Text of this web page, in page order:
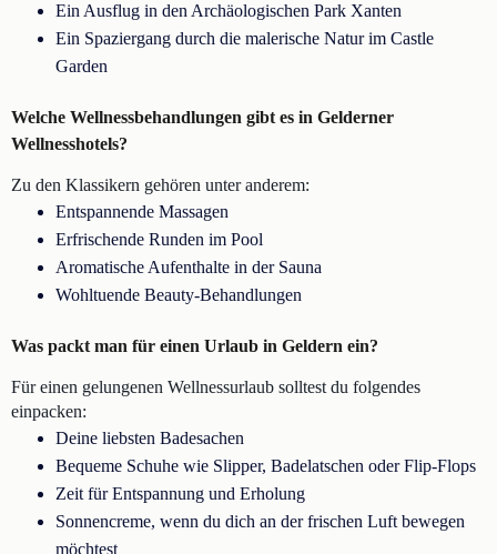
Ein Ausflug in den Archäologischen Park Xanten
Ein Spaziergang durch die malerische Natur im Castle
Garden
Welche Wellnessbehandlungen gibt es in Gelderner
Wellnesshotels?
Zu den Klassikern gehören unter anderem:
Entspannende Massagen
Erfrischende Runden im Pool
Aromatische Aufenthalte in der Sauna
Wohltuende Beauty-Behandlungen
Was packt man für einen Urlaub in Geldern ein?
Für einen gelungenen Wellnessurlaub solltest du folgendes
einpacken:
Deine liebsten Badesachen
Bequeme Schuhe wie Slipper, Badelatschen oder Flip-Flops
Zeit für Entspannung und Erholung
Sonnencreme, wenn du dich an der frischen Luft bewegen
möchtest